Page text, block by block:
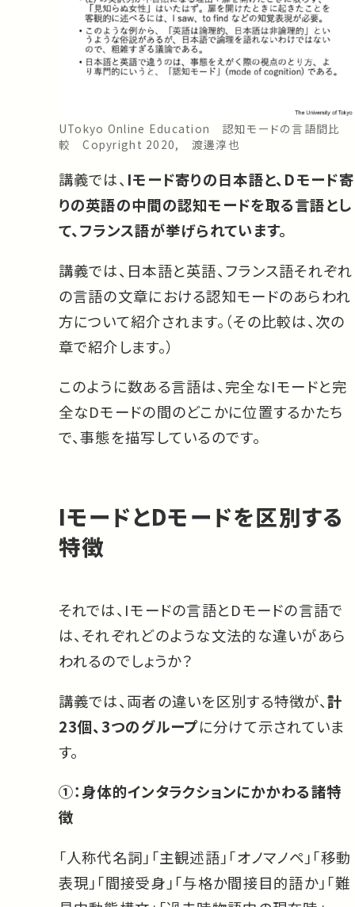
UTokyo Online Education 認知モードの言語間比
較 Copyright 2020, 渡邊淳也
講義では、 Iモード寄りの日本語と、Dモード寄
りの英語の中間の認知モードを取る言語とし
て、フランス語が挙げられています。
講義では、日本語と英語、フランス語それぞれ
の言語の文章における認知モードのあらわれ
方について紹介されます。（その比較は、次の
章で紹介します。）
このように数ある言語は、完全なIモードと完
全なDモードの間のどこかに位置するかたち
で、事態を描写しているのです。
IモードとDモードを区別する
特徴
それでは、Iモードの言語とDモードの言語で
は、それぞれどのような文法的な違いがあら
われるのでしょうか？
講義では、両者の違いを区別する特徴が、計
23個、3つのグループに分けて示されていま
す。
①：身体的インタラクションにかかわる諸特
徴
「人称代名詞」「主観述語」「オノマノペ」「移動
表現」「間接受身」「与格か間接目的語か」「難